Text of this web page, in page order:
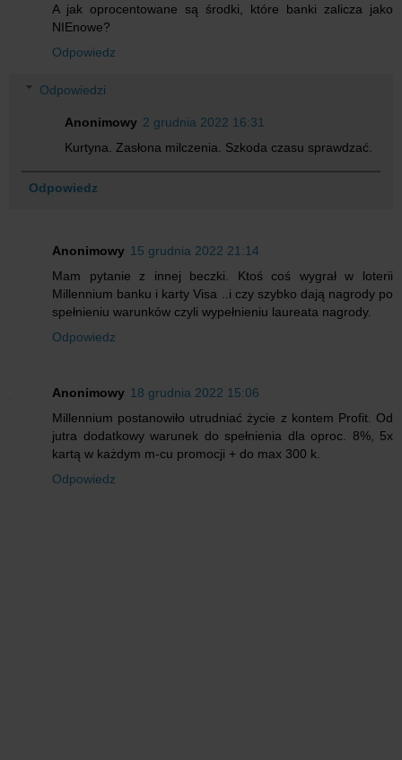
A jak oprocentowane są środki, które banki zalicza jako
NIEnowe?
Odpowiedz
Odpowiedzi
Anonimowy 2 grudnia 2022 16:31
Kurtyna. Zasłona milczenia. Szkoda czasu sprawdzać.
Odpowiedz
Anonimowy 15 grudnia 2022 21:14
Mam pytanie z innej beczki. Ktoś coś wygrał w loterii
Millennium banku i karty Visa ..i czy szybko dają nagrody po
spełnieniu warunków czyli wypełnieniu laureata nagrody.
Odpowiedz
Anonimowy 18 grudnia 2022 15:06
Millennium postanowiło utrudniać życie z kontem Profit. Od
jutra dodatkowy warunek do spełnienia dla oproc. 8%, 5x
kartą w każdym m-cu promocji + do max 300 k.
Odpowiedz